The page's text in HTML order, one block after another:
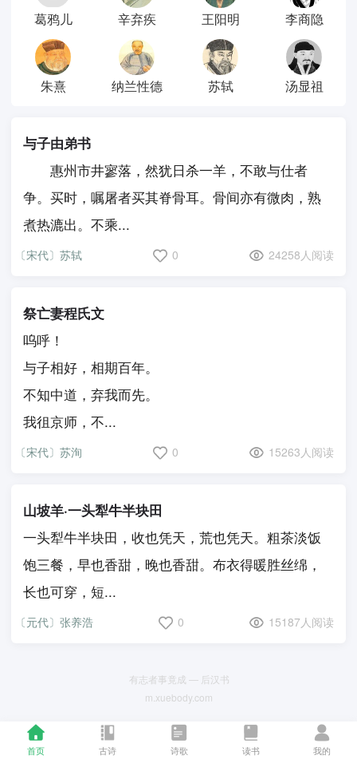
首页 古诗 诗歌 读书 我的
葛鸦儿 辛弃疾 王阳明 李商隐
朱熹 纳兰性德 苏轼 汤显祖
与子由弟书
惠州市井寥落，然犹日杀一羊，不敢与仕者
争。买时，嘱屠者买其脊骨耳。骨间亦有微肉，熟
煮热漉出。不乘...
〔宋代〕苏轼 0 24258人阅读
祭亡妻程氏文
呜呼！
与子相好，相期百年。
不知中道，弃我而先。
我徂京师，不...
〔宋代〕苏洵 0 15263人阅读
山坡羊·一头犁牛半块田
一头犁牛半块田，收也凭天，荒也凭天。粗茶淡饭
饱三餐，早也香甜，晚也香甜。布衣得暖胜丝绵，
长也可穿，短...
〔元代〕张养浩 0 15187人阅读
有志者事竟成 — 后汉书
m.xuebody.com